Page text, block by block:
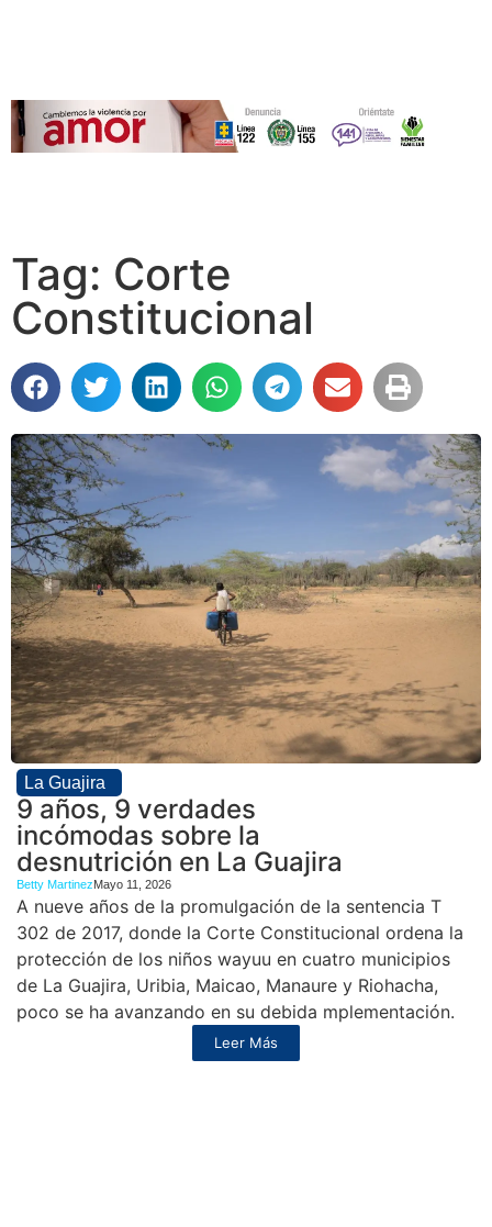
Tag: Corte
Constitucional
La Guajira
9 años, 9 verdades
incómodas sobre la
desnutrición en La Guajira
Betty MartinezMayo 11, 2026
A nueve años de la promulgación de la sentencia T
302 de 2017, donde la Corte Constitucional ordena la
protección de los niños wayuu en cuatro municipios
de La Guajira, Uribia, Maicao, Manaure y Riohacha,
poco se ha avanzando en su debida mplementación.
Leer Más